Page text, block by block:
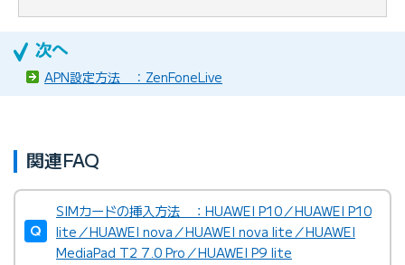
APN設定方法 ：ZenFoneLive
関連FAQ
SIMカードの挿入方法 ：HUAWEI P10／HUAWEI P10
lite／HUAWEI nova／HUAWEI nova lite／HUAWEI
MediaPad T2 7.0 Pro／HUAWEI P9 lite